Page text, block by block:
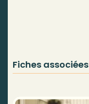
Fiches associées